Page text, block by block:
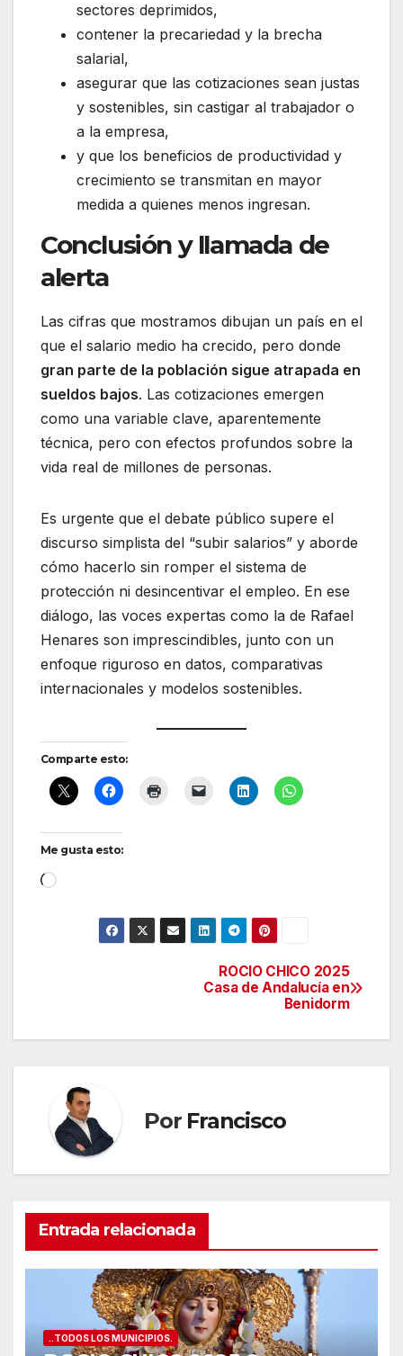
sectores deprimidos,
contener la precariedad y la brecha
salarial,
asegurar que las cotizaciones sean justas
y sostenibles, sin castigar al trabajador o
a la empresa,
y que los beneficios de productividad y
crecimiento se transmitan en mayor
medida a quienes menos ingresan.
Conclusión y llamada de
alerta
Las cifras que mostramos dibujan un país en el
que el salario medio ha crecido, pero donde
gran parte de la población sigue atrapada en
sueldos bajos. Las cotizaciones emergen
como una variable clave, aparentemente
técnica, pero con efectos profundos sobre la
vida real de millones de personas.
Es urgente que el debate público supere el
discurso simplista del “subir salarios” y aborde
cómo hacerlo sin romper el sistema de
protección ni desincentivar el empleo. En ese
diálogo, las voces expertas como la de Rafael
Henares son imprescindibles, junto con un
enfoque riguroso en datos, comparativas
internacionales y modelos sostenibles.
Comparte esto:
Me gusta esto:
Cargando...
ROCIO CHICO 2025
Casa de Andalucía en
Benidorm
Por Francisco
Entrada relacionada
..TODOS LOS MUNICIPIOS.